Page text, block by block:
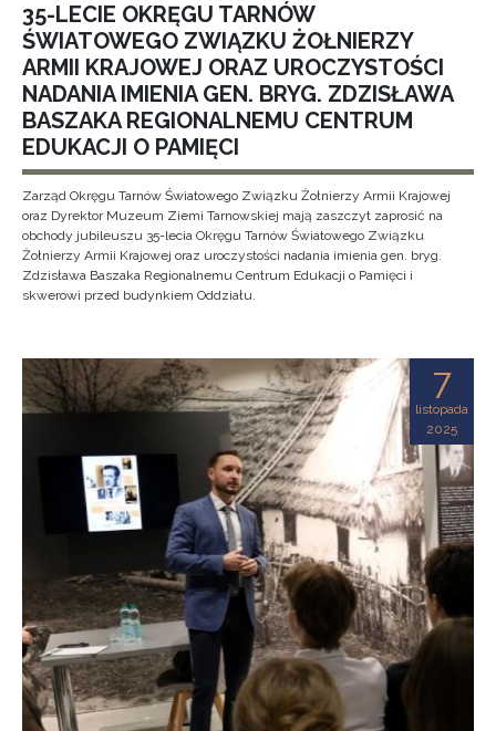
35-LECIE OKRĘGU TARNÓW
ŚWIATOWEGO ZWIĄZKU ŻOŁNIERZY
ARMII KRAJOWEJ ORAZ UROCZYSTOŚCI
NADANIA IMIENIA GEN. BRYG. ZDZISŁAWA
BASZAKA REGIONALNEMU CENTRUM
EDUKACJI O PAMIĘCI
Zarząd Okręgu Tarnów Światowego Związku Żołnierzy Armii Krajowej
oraz Dyrektor Muzeum Ziemi Tarnowskiej mają zaszczyt zaprosić na
obchody jubileuszu 35-lecia Okręgu Tarnów Światowego Związku
Żołnierzy Armii Krajowej oraz uroczystości nadania imienia gen. bryg.
Zdzisława Baszaka Regionalnemu Centrum Edukacji o Pamięci i
skwerowi przed budynkiem Oddziału.
7
listopada
2025